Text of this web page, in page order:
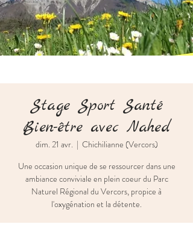
Stage Sport Santé
Bien-être avec Nahed
dim. 21 avr.
  |
Chichilianne (Vercors)
Une occasion unique de se ressourcer dans une
ambiance conviviale en plein coeur du Parc
Naturel Régional du Vercors, propice à
l'oxygénation et la détente.